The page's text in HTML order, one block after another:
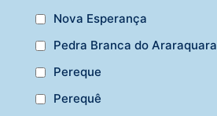
Nova Esperança
Pedra Branca do Araraquara
Pereque
Perequê